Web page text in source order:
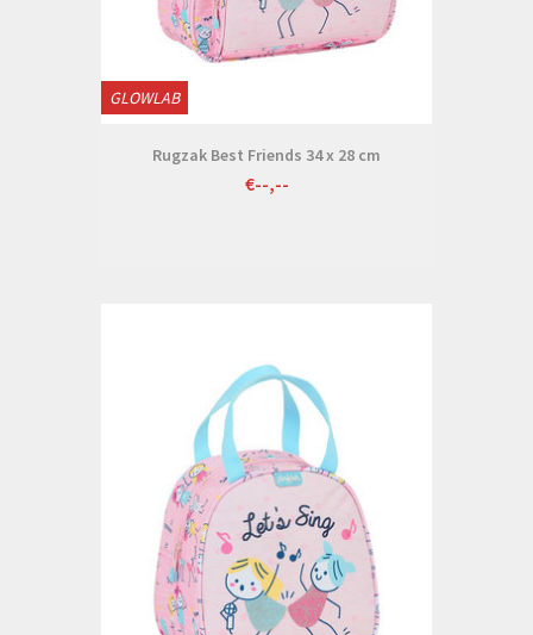
GLOWLAB
Rugzak Best Friends 34 x 28 cm
€--,--